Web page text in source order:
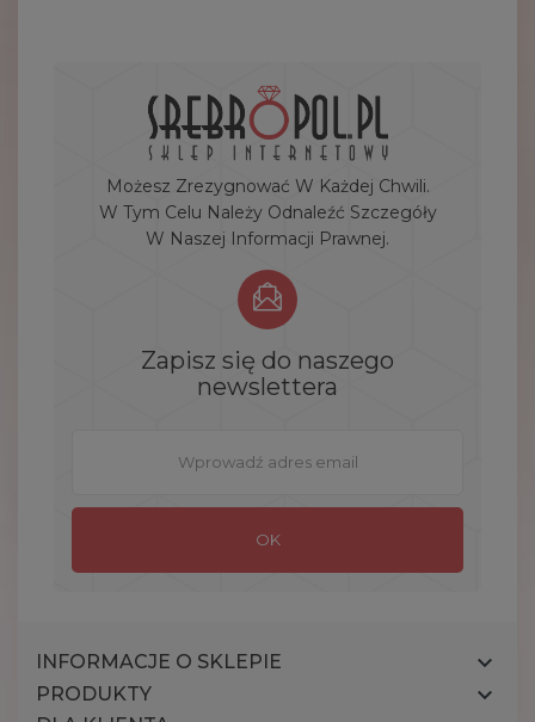
Możesz Zrezygnować W Każdej Chwili.
W Tym Celu Należy Odnaleźć Szczegóły
W Naszej Informacji Prawnej.
Zapisz się do naszego
newslettera
INFORMACJE O SKLEPIE 
PRODUKTY 